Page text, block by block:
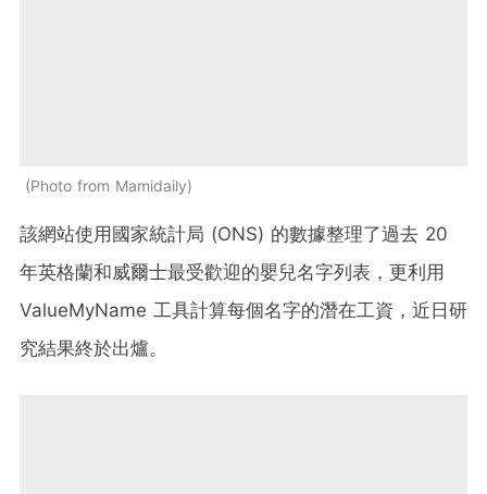
Photo from Mamidaily
該網站使用國家統計局 (ONS) 的數據整理了過去 20
年英格蘭和威爾士最受歡迎的嬰兒名字列表，更利用
ValueMyName 工具計算每個名字的潛在工資，近日研
究結果終於出爐。